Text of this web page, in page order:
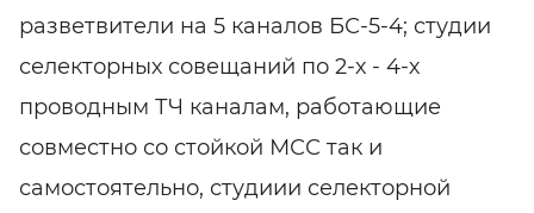
разветвители на 5 каналов БС-5-4; студии
селекторных совещаний по 2-х - 4-х
проводным ТЧ каналам, работающие
совместно со стойкой МСС так и
самостоятельно, студиии селекторной